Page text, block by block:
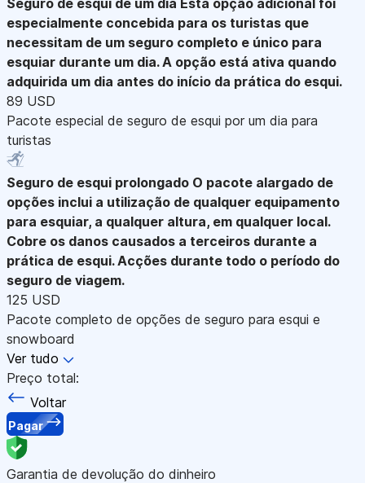
especialmente concebida para os turistas que
necessitam de um seguro completo e único para
esquiar durante um dia. A opção está ativa quando
adquirida um dia antes do início da prática do esqui.
89 USD
Pacote especial de seguro de esqui por um dia para
turistas
Seguro de esqui prolongado O pacote alargado de
opções inclui a utilização de qualquer equipamento
para esquiar, a qualquer altura, em qualquer local.
Cobre os danos causados a terceiros durante a
prática de esqui. Acções durante todo o período do
seguro de viagem.
125 USD
Pacote completo de opções de seguro para esqui e
snowboard
Ver tudo
Preço total:
Voltar
Pagar
Garantia de devolução do dinheiro